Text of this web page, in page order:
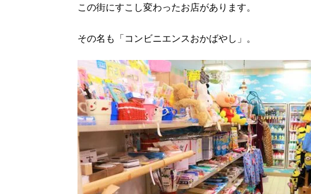
この街にすこし変わったお店があります。
その名も「コンビニエンスおかばやし」。